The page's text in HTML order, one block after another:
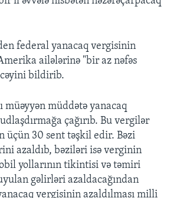
federal yanacaq vergisinin
ailələrinə "bir az nəfəs
bildirib.
müəyyən müddətə yanacaq
çağırıb. Bu vergilər
üçün 30 sent təşkil edir. Bəzi
azaldıb, bəziləri isə verginin
yollarının tikintisi və təmiri
gəlirləri azaldacağından
vergisinin azaldılması milli